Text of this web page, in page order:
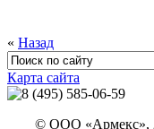
« Назад
Карта сайта
© ООО «Армекс»,